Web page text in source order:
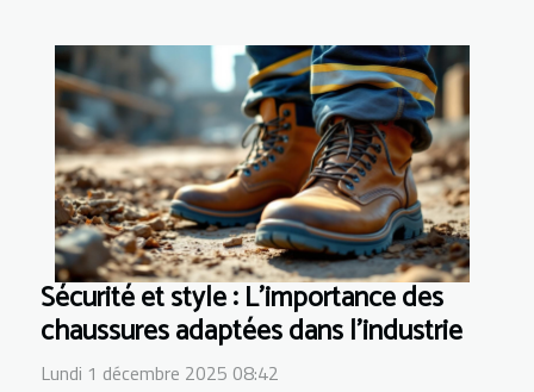
Sécurité et style : L'importance des
chaussures adaptées dans l'industrie
Lundi 1 décembre 2025 08:42